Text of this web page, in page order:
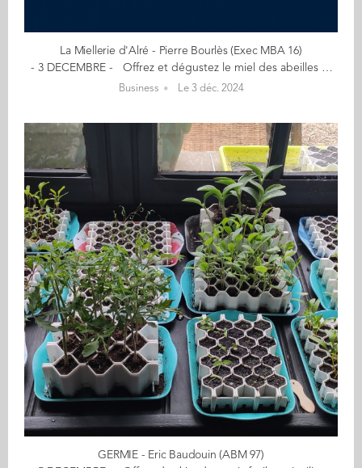
La Miellerie d'Alré - Pierre Bourlès (Exec MBA 16)
- 3 DECEMBRE - Offrez et dégustez le miel des abeilles noires - Savoureux, authentique, engagé - La production de La Miellerie d'Alré se décline simplement en une gamme de miels fins et authentiques : fleurs de printemps, fleurs d'été, fleurs de blé noir, miel à la fleur de sel... Le miel de fleurs d'été est le plus évocateur de ce petit coin de paradis, issu d'une récolte tardive qui aborde déjà les premières notes de blé noir et de bruyère. "La Miellerie d'Alré est née de la volonté de réintroduire l'abeille noire sur les côtes du Golfe du Morbihan : une démarche conservatoire et l'ambition d'une entreprise régénérative, un projet engagé qui respecte les limites de notre environnement." Le début de mon aventure… Mon diplôme d'ingénieur agro en poche, je prends un premier job éphémère de commercial sous l'aile d'un patron exceptionnel, un entrepreneur engagé qui impactera tous mes choix professionnels. Je crée rapidement ma première entreprise dans les biotechs et complète mon bagage en cours de route avec un exec-mba à Audencia. En 2022, je laisse ainsi un grand groupe pour me consacrer à un business engagé qui participe à la transformation de nos modes de production et de consommation. En savoir plus : miellerie-alre.fr Contact : pierre@miellerie-alre.fr (Re)Découvrez votre CALENDRIER DE L'AVENT ici
Business Le 3 déc. 2024
GERMIE - Eric Baudouin (ABM 97)